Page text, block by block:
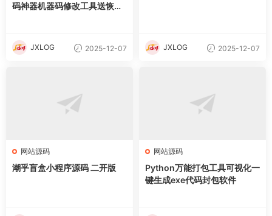
码神器机器码修改工具送恢复
JXLOG 2025-12-07 JXLOG 2025-12-07
网站源码
潮乎盲盒小程序源码 二开版
网站源码
Python万能打包工具可视化一
键生成exe代码封包软件